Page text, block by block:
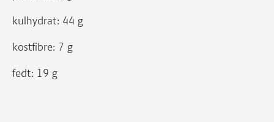
kulhydrat: 44 g
kostfibre: 7 g
fedt: 19 g